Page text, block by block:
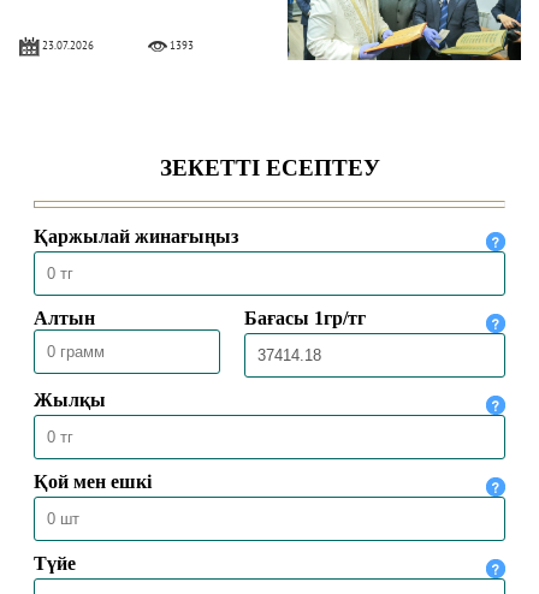
23.07.2026 1393
16.07.2026 1812
ПОЧЕМУ САЛАФИТЫ ОТРИЦАЮТ
МАТУРИДИ?
15.07.2026